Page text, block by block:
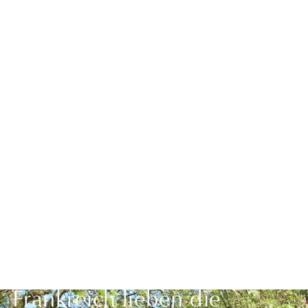
Frankreich lieben die